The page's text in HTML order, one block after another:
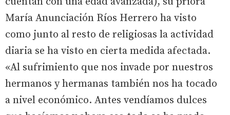
María Anunciación Ríos Herrero ha visto
como junto al resto de religiosas la actividad
diaria se ha visto en cierta medida afectada.
«Al sufrimiento que nos invade por nuestros
hermanos y hermanas también nos ha tocado
a nivel económico. Antes vendíamos dulces